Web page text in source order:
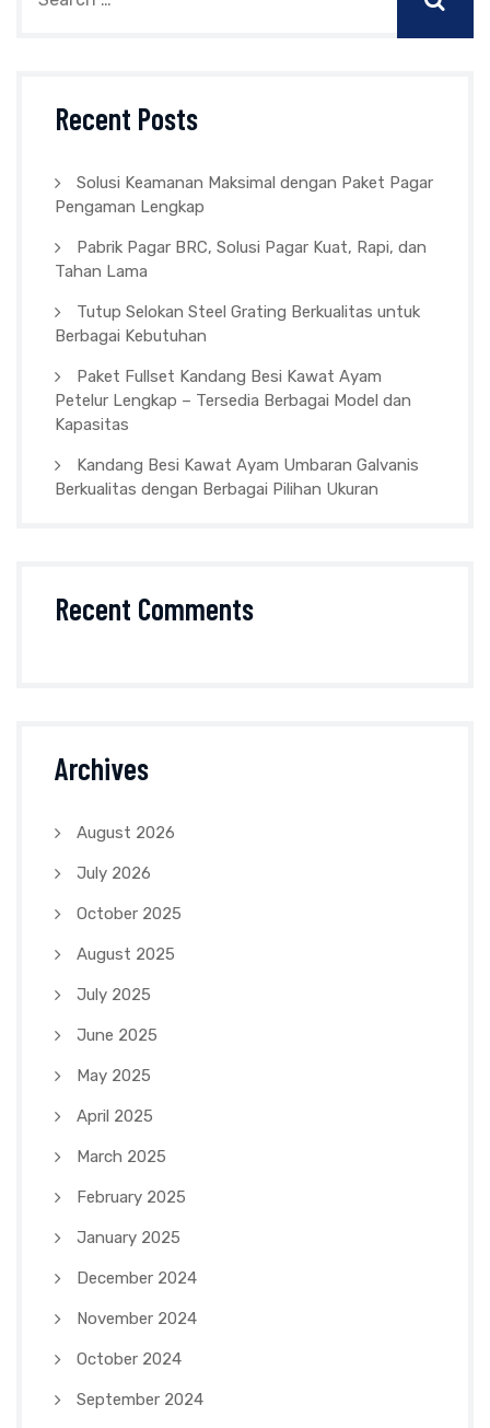
Recent Posts
Solusi Keamanan Maksimal dengan Paket Pagar
Pengaman Lengkap
Pabrik Pagar BRC, Solusi Pagar Kuat, Rapi, dan
Tahan Lama
Tutup Selokan Steel Grating Berkualitas untuk
Berbagai Kebutuhan
Paket Fullset Kandang Besi Kawat Ayam
Petelur Lengkap – Tersedia Berbagai Model dan
Kapasitas
Kandang Besi Kawat Ayam Umbaran Galvanis
Berkualitas dengan Berbagai Pilihan Ukuran
Recent Comments
Archives
August 2026
July 2026
October 2025
August 2025
July 2025
June 2025
May 2025
April 2025
March 2025
February 2025
January 2025
December 2024
November 2024
October 2024
September 2024